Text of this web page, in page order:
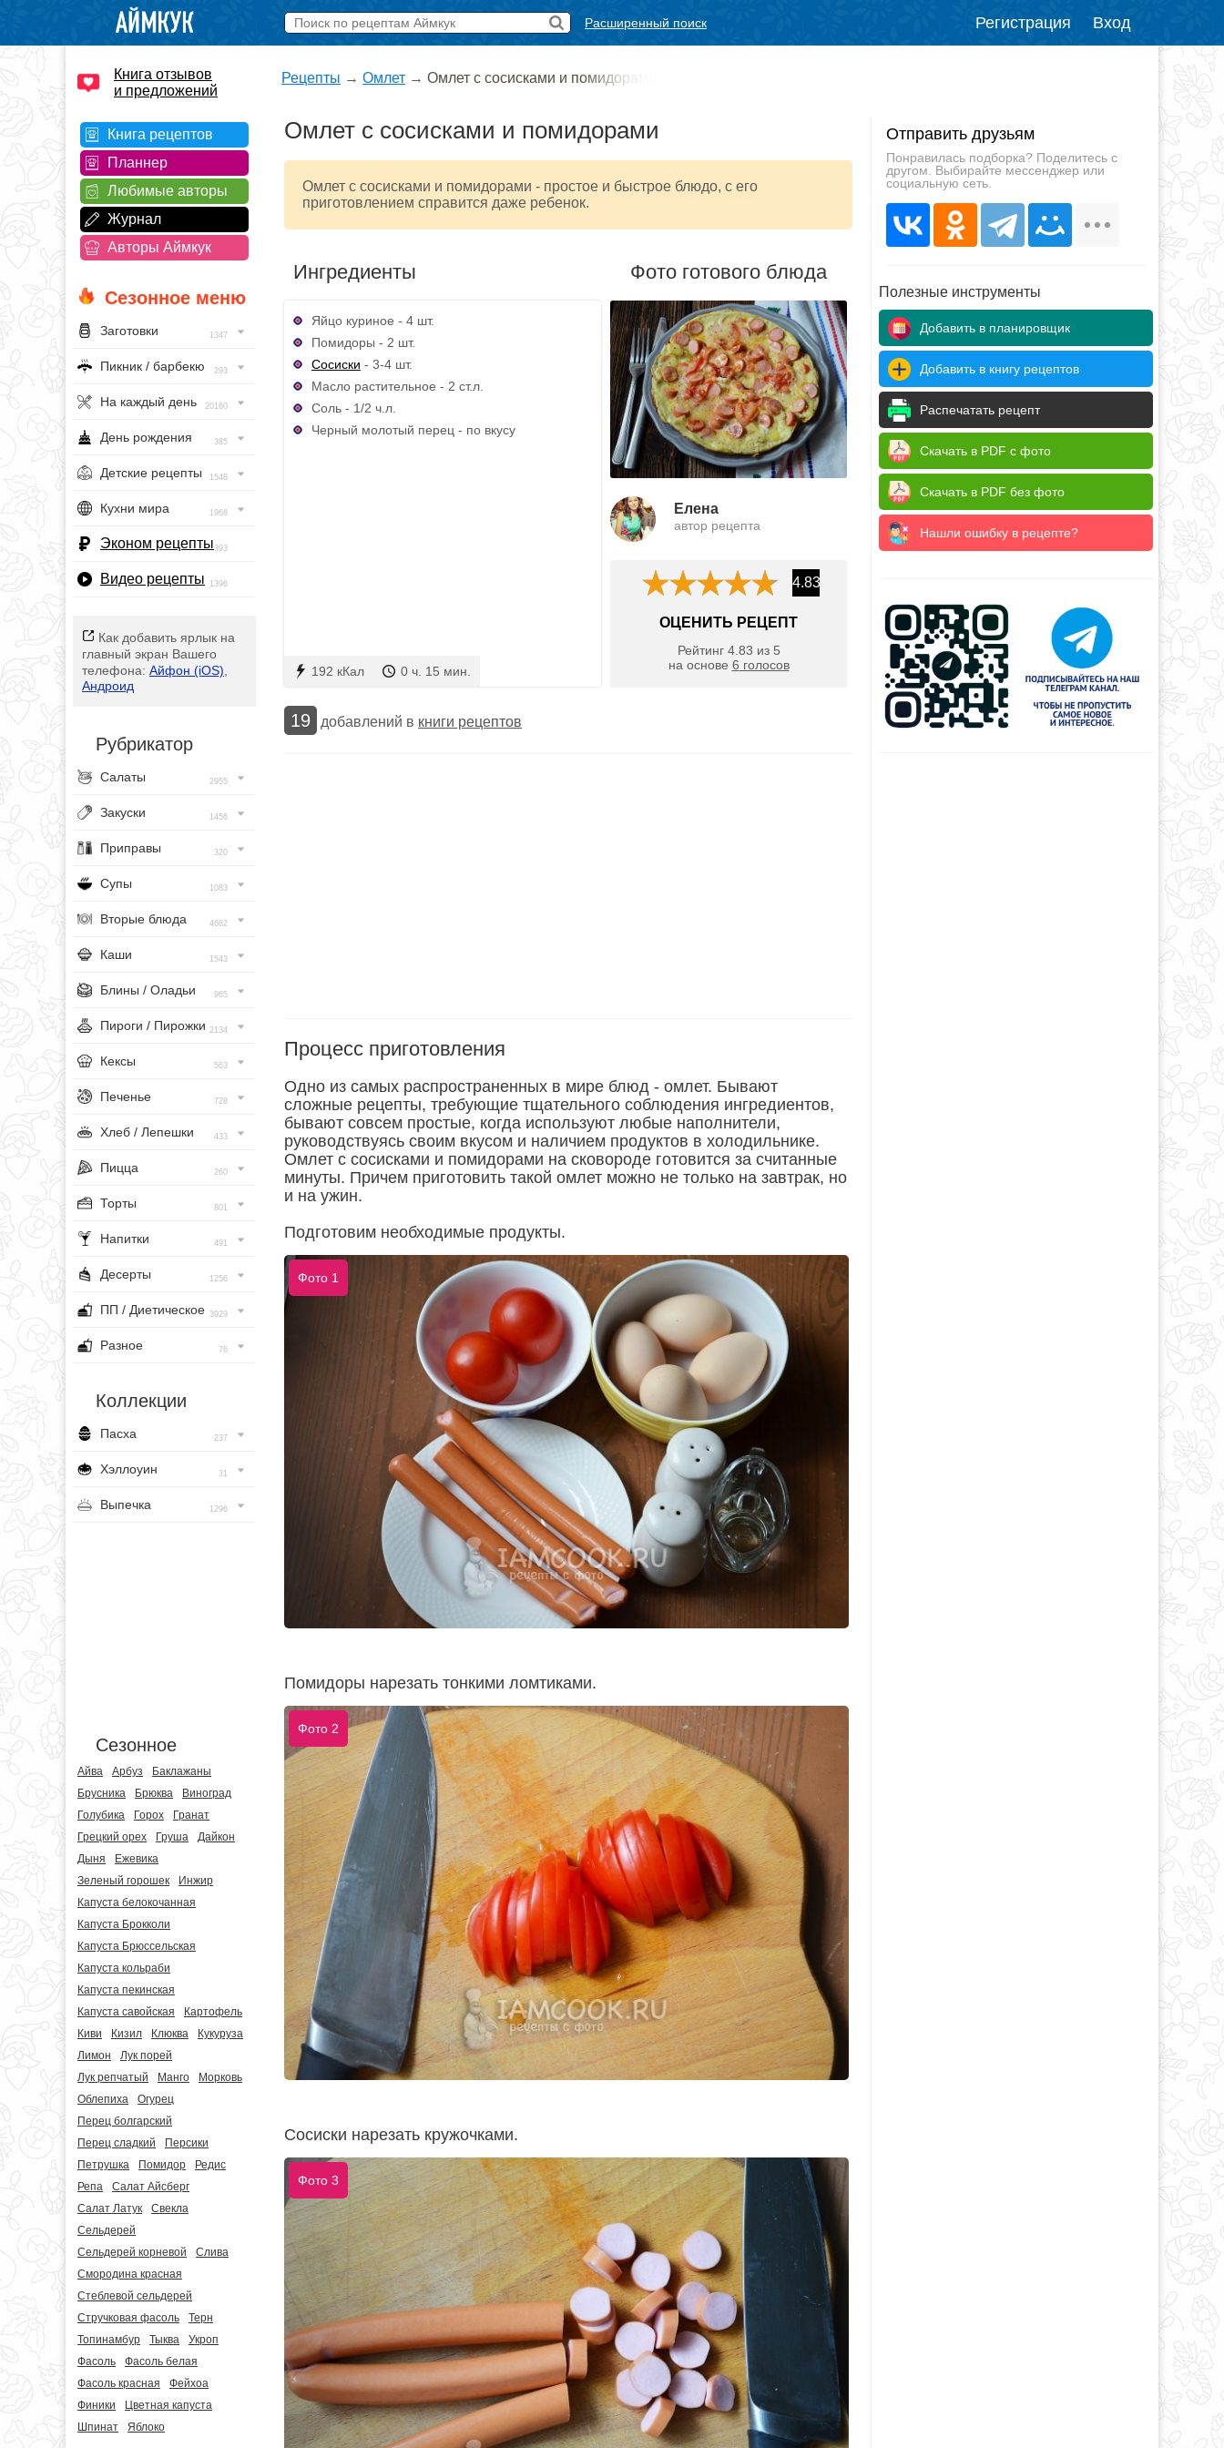
Расширенный поиск Регистрация Вход
Книга отзывов
и предложений
Книга рецептов
Планнер
Любимые авторы
Журнал
Авторы Аймкук
Сезонное меню
Заготовки 1347
Пикник / барбекю 293
На каждый день 20160
День рождения 385
Детские рецепты 1548
Кухни мира 1968
Эконом рецепты393
Видео рецепты 1396
Как добавить ярлык на
главный экран Вашего
телефона: Айфон (iOS)
Андроид
Рубрикатор
Салаты 2955
Закуски 1456
Приправы 320
Супы 1083
Вторые блюда 4682
Каши 1543
Блины / Оладьи 965
Пироги / Пирожки 2134
Кексы 563
Печенье 728
Хлеб / Лепешки 433
Пицца 260
Торты 801
Напитки 491
Десерты 1256
ПП / Диетическое 3929
Разное 76
Коллекции
Пасха 237
Хэллоуин 31
Выпечка 1296
Сезонное
Айва Арбуз
Баклажаны
Брусника
Брюква
Виноград
Голубика
Горох
Гранат
Грецкий орех
Груша
Дайкон
Дыня
Ежевика
Зеленый горошек
Инжир
Капуста белокочанная
Капуста Брокколи
Капуста Брюссельская
Капуста кольраби
Капуста пекинская
Капуста савойская
Картофель
Киви
Кизил Клюква
Кукуруза
Лимон
Лук порей
Лук репчатый
Манго
Морковь
Облепиха
Огурец
Перец болгарский
Перец сладкий
Персики
Петрушка
Помидор
Редис
Репа
Салат Айсберг
Салат Латук
Свекла
Сельдерей
Сельдерей корневой
Слива
Смородина красная
Стеблевой сельдерей
Стручковая фасоль
Терн
Топинамбур
Тыква
Укроп
Фасоль
Фасоль белая
Фасоль красная
Фейхоа
Финики
Цветная капуста
Шпинат
Яблоко
Рецепты → Омлет → Омлет с сосисками и помидорами
Омлет с сосисками и помидорами
Омлет с сосисками и помидорами - простое и быстрое блюдо, с его
приготовлением справится даже ребенок.
Ингредиенты
Яйцо куриное - 4 шт.
Помидоры - 2 шт.
Сосиски - 3-4 шт.
Масло растительное - 2 ст.л.
Соль - 1/2 ч.л.
Черный молотый перец - по вкусу
192 кКал 0 ч. 15 мин.
Фото готового блюда
Елена
автор рецепта
4.83
ОЦЕНИТЬ РЕЦЕПТ
Рейтинг 4.83 из 5
на основе 6 голосов
19 добавлений в книги рецептов
Процесс приготовления
Одно из самых распространенных в мире блюд - омлет. Бывают
сложные рецепты, требующие тщательного соблюдения ингредиентов,
бывают совсем простые, когда используют любые наполнители,
руководствуясь своим вкусом и наличием продуктов в холодильнике.
Омлет с сосисками и помидорами на сковороде готовится за считанные
минуты. Причем приготовить такой омлет можно не только на завтрак, но
и на ужин.
Подготовим необходимые продукты.
Фото 1
Помидоры нарезать тонкими ломтиками.
Фото 2
Сосиски нарезать кружочками.
Фото 3
Отправить друзьям
Понравилась подборка? Поделитесь с
другом. Выбирайте мессенджер или
социальную сеть.
Полезные инструменты
Добавить в планировщик
Добавить в книгу рецептов
Распечатать рецепт
Скачать в PDF с фото
Скачать в PDF без фото
Нашли ошибку в рецепте?